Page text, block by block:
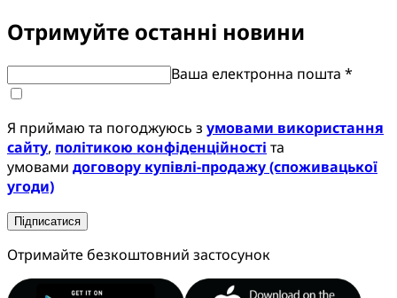
Отримуйте останні новини
Ваша електронна пошта *
Я приймаю та погоджуюсь з умовами використання
сайту, політикою конфіденційності та
умовами договору купівлі-продажу (споживацької
угоди)
Підписатися
Отримайте безкоштовний застосунок